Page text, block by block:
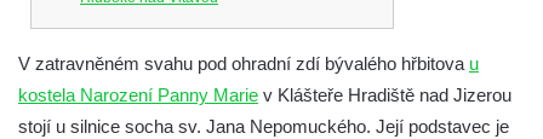
Socha Chalikotérium v ZOO Hluboká
Socha Smilodon v ZOO Hluboká
Socha Veledaněk v ZOO Hluboká
V zatravněném svahu pod ohradní zdí bývalého hřbitova u
kostela Narození Panny Marie v Klášteře Hradiště nad Jizerou
stojí u silnice socha sv. Jana Nepomuckého. Její podstavec je